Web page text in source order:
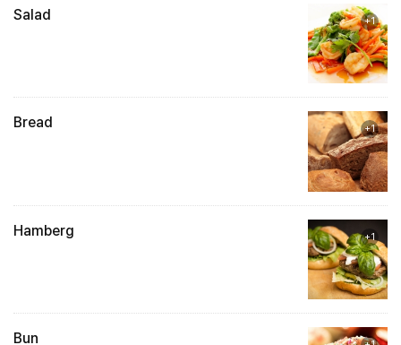
Salad +1
Bread +1
Hamberg +1
Bun